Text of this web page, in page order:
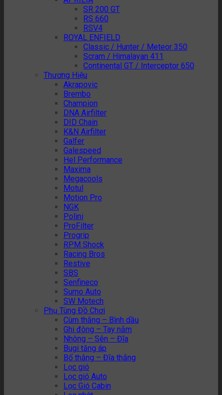
SR 200 GT
RS 660
RSV4
ROYAL ENFIELD
Classic / Hunter / Meteor 350
Scram / Himalayan 411
Continental GT / Interceptor 650
Thương Hiệu
Akrapovic
Brembo
Champion
DNA Airfilter
DID Chain
K&N Airfilter
Galfer
Galespeed
Hel Performance
Maxima
Megacools
Motul
Motion Pro
NGK
Polini
ProFilter
Progrip
RPM Shock
Racing Bros
Restive
SBS
Senfineco
Sumo Auto
SW Motech
Phụ Tùng Đồ Chơi
Cùm thắng – Bình dầu
Ghi đông – Tay nắm
Nhông – Sên – Đĩa
Bugi tăng áp
Bố thắng – Đĩa thắng
Lọc gió
Lọc gió Auto
Lọc Gió Cabin